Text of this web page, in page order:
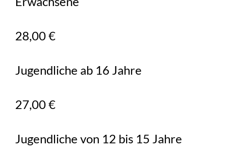
28,00 €
Jugendliche ab 16 Jahre
27,00 €
Jugendliche von 12 bis 15 Jahre